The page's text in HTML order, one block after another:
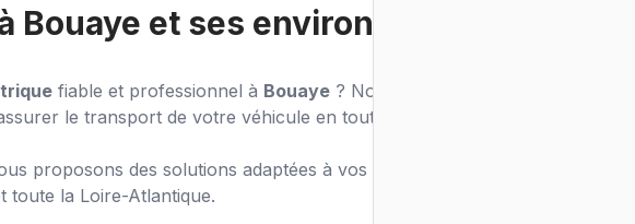
Bouaye et ses environs
fiable et professionnel à Bouaye ? Notre équipe de
le transport de votre véhicule en toute sécurité.
proposons des solutions adaptées à vos besoins de
toute la Loire-Atlantique.